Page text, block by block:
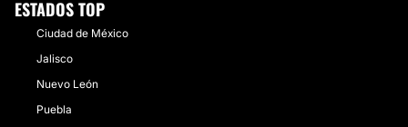
ESTADOS TOP
Ciudad de México
Jalisco
Nuevo León
Puebla